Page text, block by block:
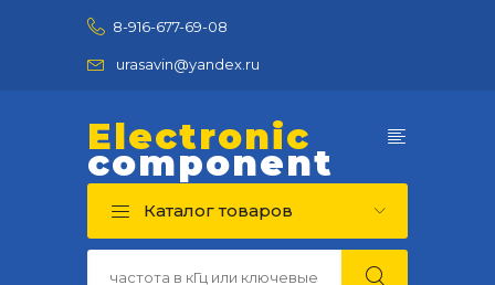
8-916-677-69-08
urasavin@yandex.ru
Electronic
component
Каталог товаров